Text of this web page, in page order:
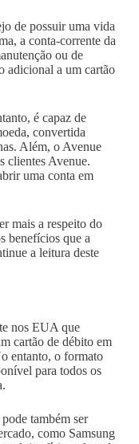
de possuir uma vida
a conta-corrente da
ou de
adicional a um cartão
é capaz de
convertida
Além, o Avenue
clientes Avenue.
uma conta em
mais a respeito do
benefícios que a
a leitura deste
nos EUA que
cartão de débito em
entanto, o formato
para todos os
também ser
como Samsung